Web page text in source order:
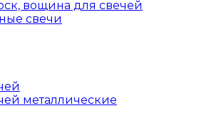
вощина для свечей
свечи
металлические